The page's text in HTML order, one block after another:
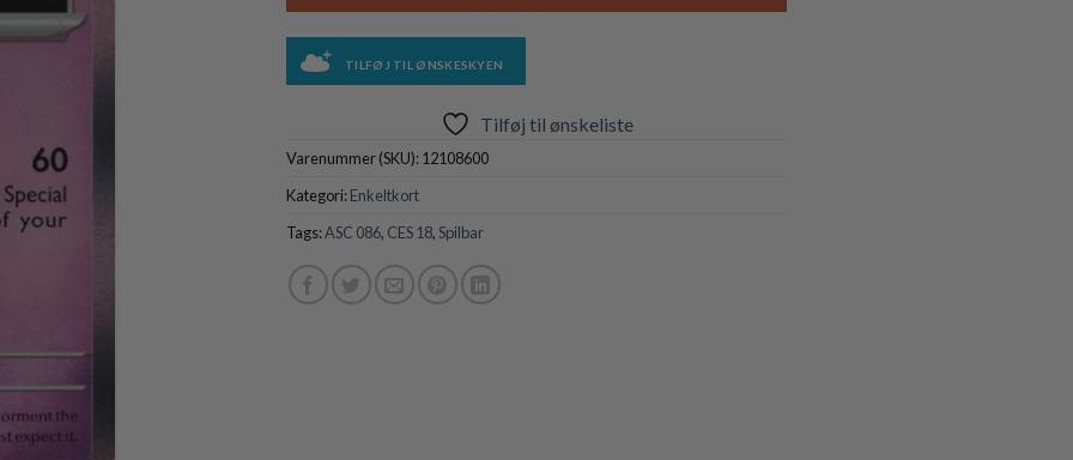
TILFØJ TIL ØNSKESKYEN
Tilføj til ønskeliste
Varenummer (SKU):12108600
Kategori:Enkeltkort
Tags:ASC 086, CES 18,Spilbar